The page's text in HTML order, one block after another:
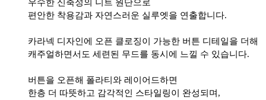
우수한 신축성의 니트 원단으로
편안한 착용감과 자연스러운 실루엣을 연출합니다.
카라넥 디자인에 오픈 클로징이 가능한 버튼 디테일을 더해
캐주얼하면서도 세련된 무드를 동시에 느낄 수 있습니다.
버튼을 오픈해 폴라티와 레이어드하면
한층 더 따뜻하고 감각적인 스타일링이 완성되며,